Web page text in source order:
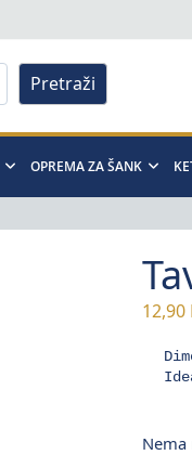
Pretraži
OPREMA ZA ŠANK
12,90
Nema